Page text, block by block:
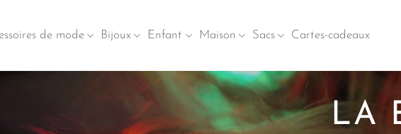
de mode Bijoux Enfant Maison Sacs Cartes-cadeaux
LA